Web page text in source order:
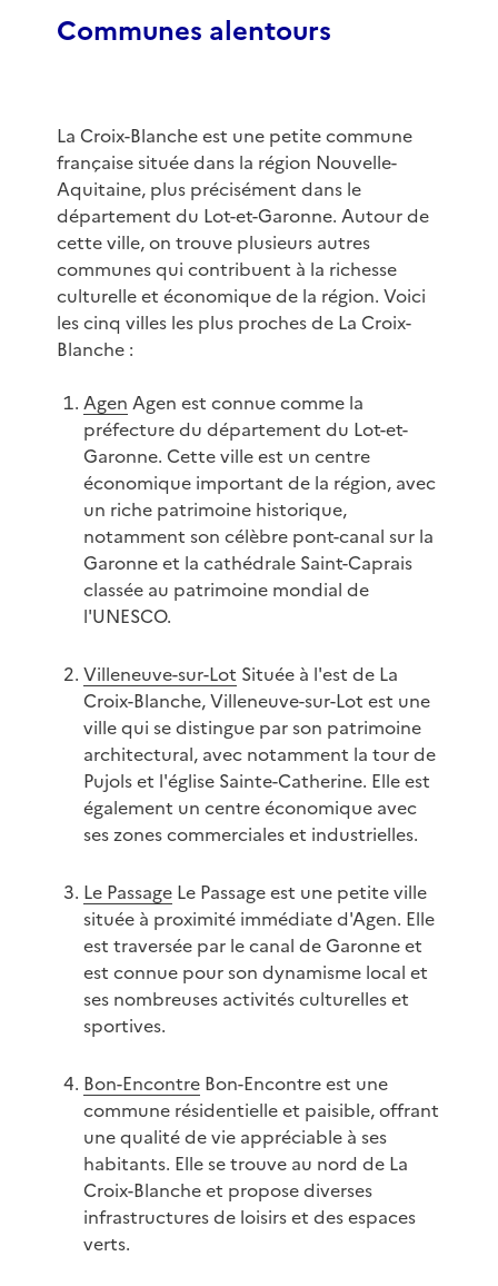
Communes alentours
La Croix-Blanche est une petite commune
française située dans la région Nouvelle-
Aquitaine, plus précisément dans le
département du Lot-et-Garonne. Autour de
cette ville, on trouve plusieurs autres
communes qui contribuent à la richesse
culturelle et économique de la région. Voici
les cinq villes les plus proches de La Croix-
Blanche :
Agen Agen est connue comme la
préfecture du département du Lot-et-
Garonne. Cette ville est un centre
économique important de la région, avec
un riche patrimoine historique,
notamment son célèbre pont-canal sur la
Garonne et la cathédrale Saint-Caprais
classée au patrimoine mondial de
l'UNESCO.
Villeneuve-sur-Lot Située à l'est de La
Croix-Blanche, Villeneuve-sur-Lot est une
ville qui se distingue par son patrimoine
architectural, avec notamment la tour de
Pujols et l'église Sainte-Catherine. Elle est
également un centre économique avec
ses zones commerciales et industrielles.
Le PassageLe Passage est une petite ville
située à proximité immédiate d'Agen. Elle
est traversée par le canal de Garonne et
est connue pour son dynamisme local et
ses nombreuses activités culturelles et
sportives.
Bon-EncontreBon-Encontre est une
commune résidentielle et paisible, offrant
une qualité de vie appréciable à ses
habitants. Elle se trouve au nord de La
Croix-Blanche et propose diverses
infrastructures de loisirs et des espaces
verts.